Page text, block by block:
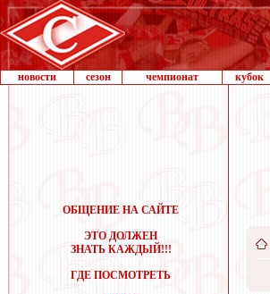
новости сезон чемпионат кубок
ОБЩЕНИЕ НА САЙТЕ
ЭТО ДОЛЖЕН
ЗНАТЬ КАЖДЫЙ!!!
ГДЕ ПОСМОТРЕТЬ